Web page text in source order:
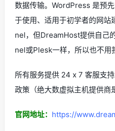
数据传输。WordPress 是预
于使用、适用于初学者的网站
nel，但DreamHost提供自己
nel或Plesk一样，所以也不用
所有服务提供 24 x 7 客服支
政策（绝大数虚拟主机提供商
官网地址： https://